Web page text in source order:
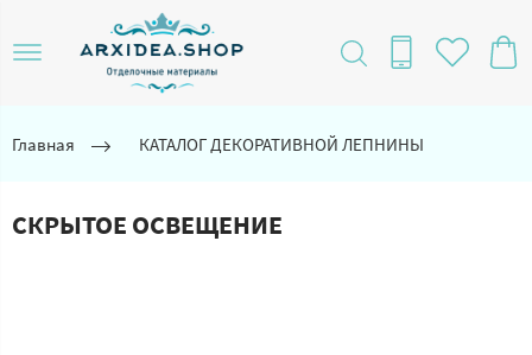
Главная КАТАЛОГ ДЕКОРАТИВНОЙ ЛЕПНИНЫ
СКРЫТОЕ ОСВЕЩЕНИЕ